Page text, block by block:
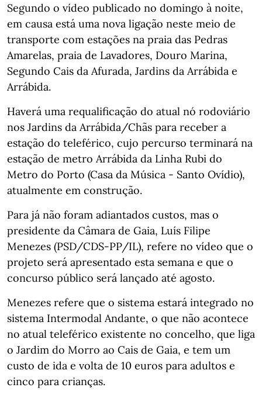
Segundo o vídeo publicado no domingo à noite,
em causa está uma nova ligação neste meio de
transporte com estações na praia das Pedras
Amarelas, praia de Lavadores, Douro Marina,
Segundo Cais da Afurada, Jardins da Arrábida e
Arrábida.
Haverá uma requalificação do atual nó rodoviário
nos Jardins da Arrábida/Chãs para receber a
estação do teleférico, cujo percurso terminará na
estação de metro Arrábida da Linha Rubi do
Metro do Porto (Casa da Música - Santo Ovídio),
atualmente em construção.
Para já não foram adiantados custos, mas o
presidente da Câmara de Gaia, Luís Filipe
Menezes (PSD/CDS-PP/IL), refere no vídeo que o
projeto será apresentado esta semana e que o
concurso público será lançado até agosto.
Menezes refere que o sistema estará integrado no
sistema Intermodal Andante, o que não acontece
no atual teleférico existente no concelho, que liga
o Jardim do Morro ao Cais de Gaia, e tem um
custo de ida e volta de 10 euros para adultos e
cinco para crianças.